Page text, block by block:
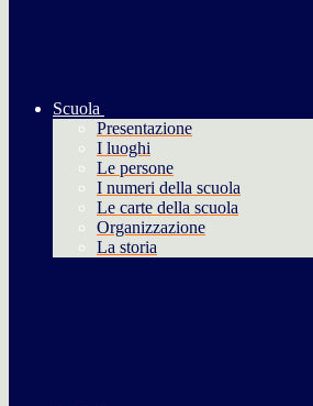
Scuola
Presentazione
I luoghi
Le persone
I numeri della scuola
Le carte della scuola
Organizzazione
La storia